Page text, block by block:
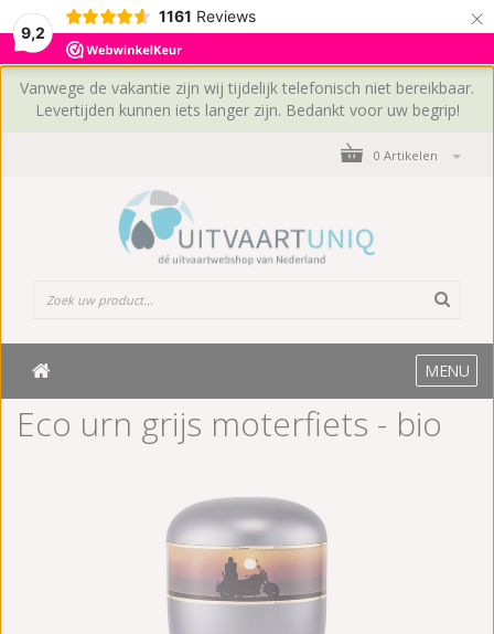
9,2
1161 Reviews ×
Vanwege de vakantie zijn wij tijdelijk telefonisch niet bereikbaar.
Levertijden kunnen iets langer zijn. Bedankt voor uw begrip!
0 Artikelen
MENU
Eco urn grijs moterfiets - bio